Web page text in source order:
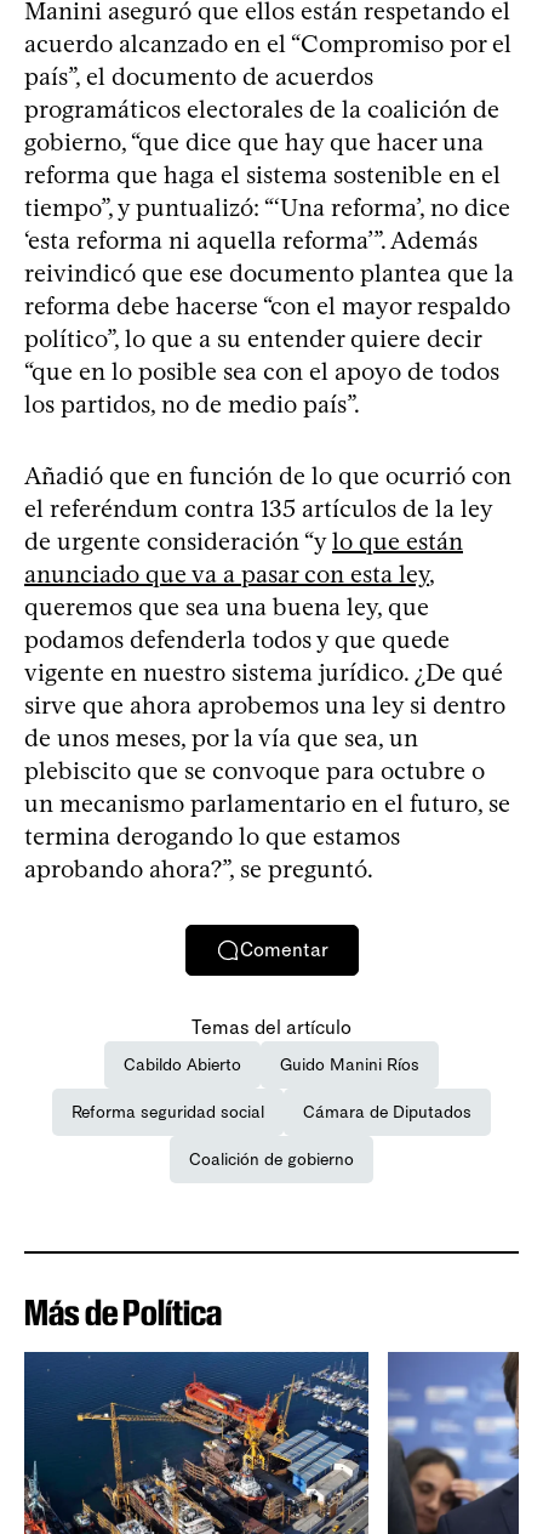
Manini aseguró que ellos están respetando el
acuerdo alcanzado en el “Compromiso por el
país”, el documento de acuerdos
programáticos electorales de la coalición de
gobierno, “que dice que hay que hacer una
reforma que haga el sistema sostenible en el
tiempo”, y puntualizó: “‘Una reforma’, no dice
‘esta reforma ni aquella reforma’”. Además
reivindicó que ese documento plantea que la
reforma debe hacerse “con el mayor respaldo
político”, lo que a su entender quiere decir
“que en lo posible sea con el apoyo de todos
los partidos, no de medio país”.
Añadió que en función de lo que ocurrió con
el referéndum contra 135 artículos de la ley
de urgente consideración “ylo que están
anunciado que va a pasar con esta ley,
queremos que sea una buena ley, que
podamos defenderla todos y que quede
vigente en nuestro sistema jurídico. ¿De qué
sirve que ahora aprobemos una ley si dentro
de unos meses, por la vía que sea, un
plebiscito que se convoque para octubre o
un mecanismo parlamentario en el futuro, se
termina derogando lo que estamos
aprobando ahora?”, se preguntó.
Comentar
Temas del artículo
Cabildo Abierto Guido Manini Ríos
Reforma seguridad social Cámara de Diputados
Coalición de gobierno
Más de Política